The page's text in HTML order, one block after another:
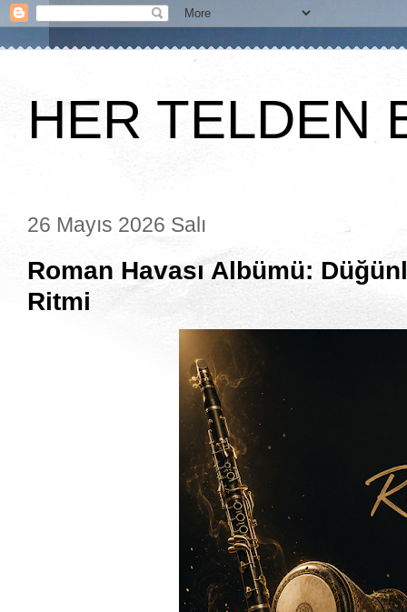
HER TELDEN
26 Mayıs 2026 Salı
Roman Havası Albümü:
Ritmi